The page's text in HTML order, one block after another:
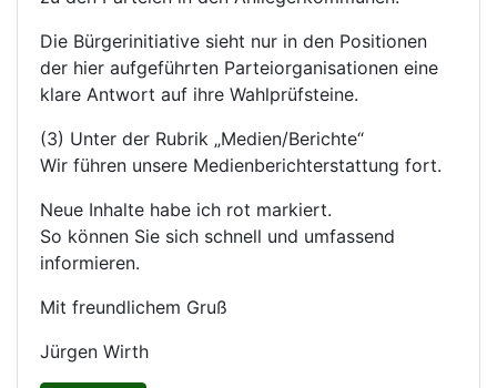
Die Bürgerinitiative sieht nur in den Positionen
der hier aufgeführten Parteiorganisationen eine
klare Antwort auf ihre Wahlprüfsteine.
(3) Unter der Rubrik „Medien/Berichte“
Wir führen unsere Medienberichterstattung fort.
Neue Inhalte habe ich rot markiert.
So können Sie sich schnell und umfassend
informieren.
Mit freundlichem Gruß
Jürgen Wirth